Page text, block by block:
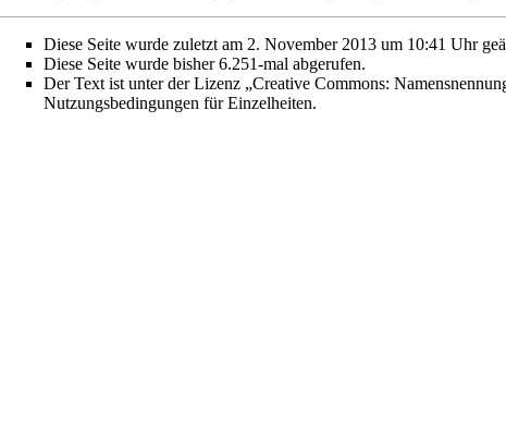
Diese Seite wurde zuletzt am 2. November 2013 um 10:41 Uhr
Diese Seite wurde bisher 6.251-mal abgerufen.
Der Text ist unter der Lizenz „Creative Commons:
Nutzungsbedingungen für Einzelheiten.